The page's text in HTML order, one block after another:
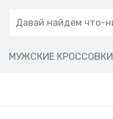
МУЖСКИЕ КРОССОВКИ